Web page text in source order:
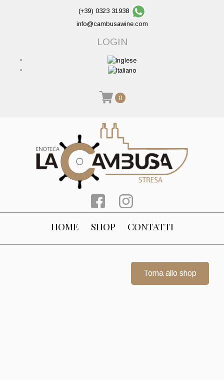
(+39) 0323 31938
info@cambusawine.com
LOGIN
0
HOME SHOP CONTATTI
Torna allo shop